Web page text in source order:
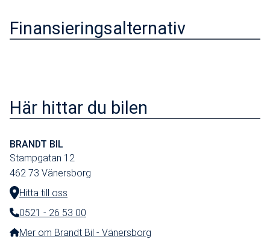
Finansieringsalternativ
Här hittar du bilen
BRANDT BIL
Stampgatan 12
462 73 Vänersborg
Hitta till oss
Telefonnummer:
0521 - 26 53 00
Mer om Brandt Bil - Vänersborg